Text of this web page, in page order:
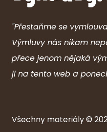
"Přestaňme se
Výmluvy nás nikam
přece jenom nějaká
ji na tento web a
Všechny materiály ©